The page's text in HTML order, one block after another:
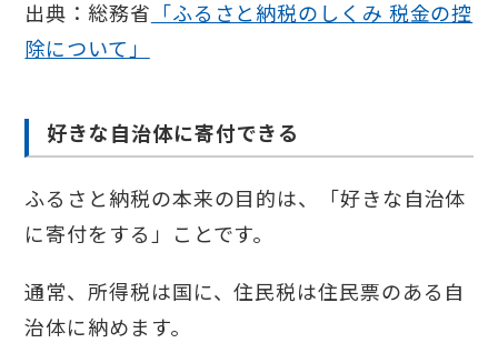
出典：総務省 「ふるさと納税のしくみ 税金の控
除について」
好きな自治体に寄付できる
ふるさと納税の本来の目的は、「好きな自治体
に寄付をする」ことです。
通常、所得税は国に、住民税は住民票のある自
治体に納めます。